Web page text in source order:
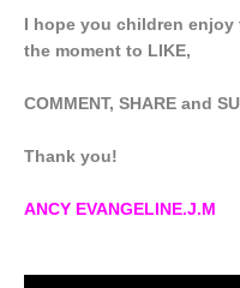
I hope you children
the moment to LIKE,
COMMENT, SHARE and
Thank you!
ANCY EVANGELINE.J.M